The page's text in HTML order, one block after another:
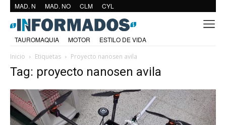
MAD. N MAD. NO CLM CYL
TAUROMAQUIA MOTOR
ESTILO DE VIDA
Inicio
Etiquetas Proyecto nanosen avila
Tag: proyecto nanosen avila